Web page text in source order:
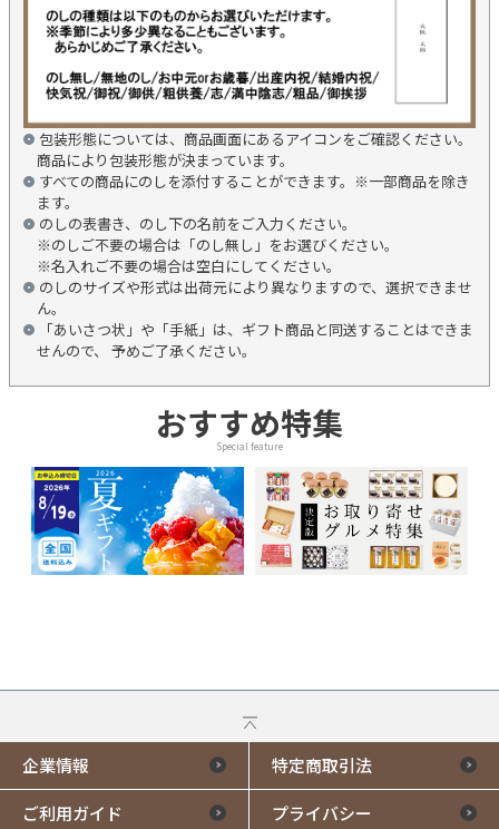
包装形態については、商品画面にあるアイコンをご確認ください。
商品により包装形態が決まっています。
すべての商品にのしを添付することができます。※一部商品を除き
ます。
のしの表書き、のし下の名前をご入力ください。
※のしご不要の場合は「のし無し」をお選びください。
※名入れご不要の場合は空白にしてください。
のしのサイズや形式は出荷元により異なりますので、選択できませ
ん。
「あいさつ状」や「手紙」は、ギフト商品と同送することはできま
せんので、 予めご了承ください。
おすすめ特集
Special feature
企業情報 特定商取引法
ご利用ガイド プライバシー